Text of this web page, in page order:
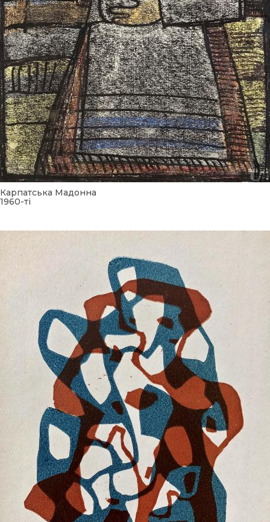
Карпатська Мадонна
1960-ті